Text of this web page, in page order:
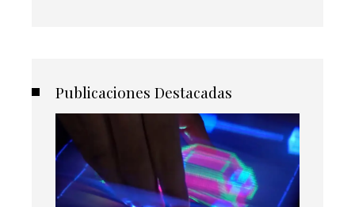
Publicaciones Destacadas